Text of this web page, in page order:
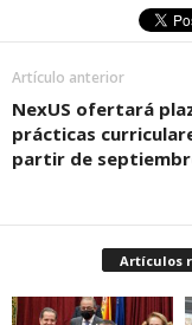
Artículo anterior
NexUS ofertará
prácticas
partir de
Artículos